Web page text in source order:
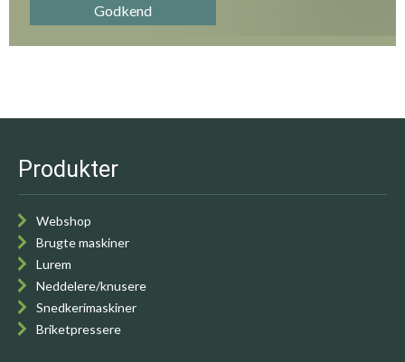
Godkend
Produkter
Webshop
Brugte maskiner
Lurem
Neddelere/knusere
Snedkerimaskiner
Briketpressere